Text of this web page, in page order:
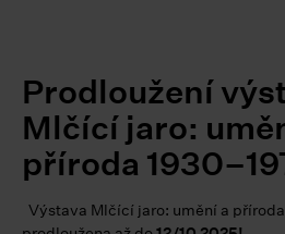
Prodloužení
Mlčící jaro:
příroda
Výstava Mlčící jaro: umění a